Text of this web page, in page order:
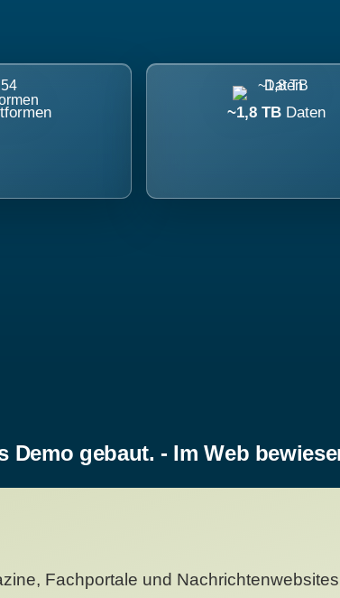
~1,8 TB Daten
Demo gebaut. - Im Web
Fachportale und